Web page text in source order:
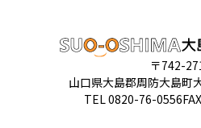
〒742-
山口県大島郡周防大島町
TEL0820-76-0556